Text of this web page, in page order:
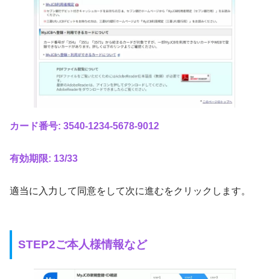
カード番号: 3540-1234-5678-9012
有効期限: 13/33
適当に入力して同意をして次に進むをクリックします。
STEP2ご本人様情報など